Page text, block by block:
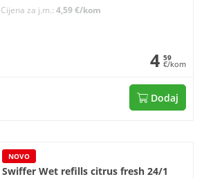
Cijena za j.m.: 4,59 €/kom
4 59
€/kom
Dodaj
NOVO
Swiffer Wet refills citrus fresh 24/1